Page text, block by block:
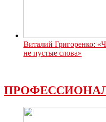
Виталий Григоренко:
не пустые слова»